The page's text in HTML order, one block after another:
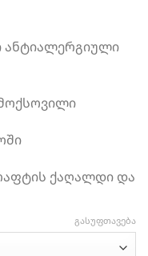
ანტიალერგიული
ქაღალდი და
ᲒᲐᲡᲣᲤᲗᲐᲕᲔᲑᲐ